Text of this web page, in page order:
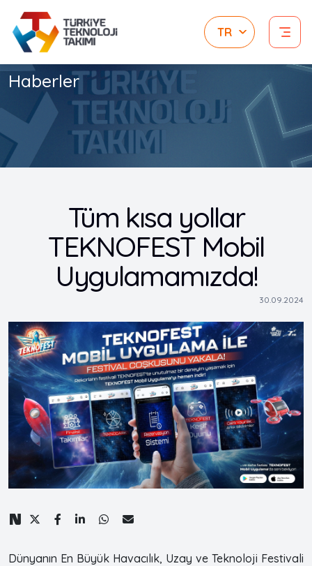
Haberler
Tüm kısa yollar
TEKNOFEST Mobil
Uygulamamızda!
30.09.2024
Dünyanın En Büyük Havacılık, Uzay ve Teknoloji Festivali